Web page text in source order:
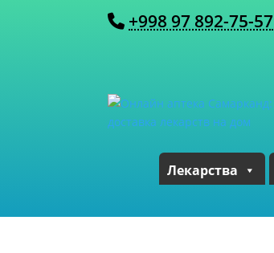
+998 97 892-75-57
Лекарства